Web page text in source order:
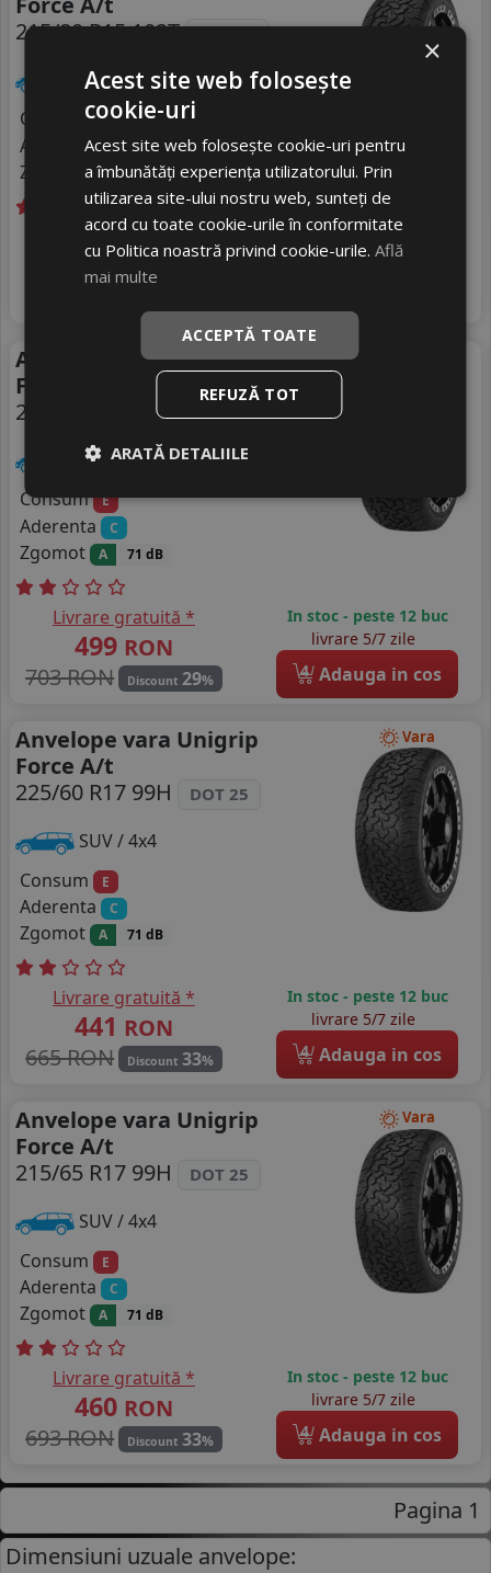
215/80 R15 102T DOT 25
SUV / 4x4
Consum E
Aderenta C
Zgomot A 71 dB
Livrare gratuită *
538RON
In stoc - peste 12 buc
livrare 5/7 zile
Anvelope vara Unigrip
Force A/t
225/70 R16 103T DOT 25
SUV / 4x4
Consum E
Aderenta C
Zgomot A 71 dB
Livrare gratuită *
499 RON
703 RON
Discount 29%
In stoc - peste 12 buc
livrare 5/7 zile
4 Adauga in cos
Vara
Anvelope vara Unigrip
Force A/t
225/60 R17 99H
DOT 25
SUV / 4x4
Consum
E
Aderenta C
Zgomot A 71 dB
Livrare gratuită *
441 RON
665 RON
Discount 33%
In stoc - peste 12 buc
livrare 5/7 zile
4 Adauga in cos
Vara
Anvelope vara Unigrip
Force A/t
215/65 R17 99H
DOT 25
SUV / 4x4
Consum
E
Aderenta C
Zgomot A 71 dB
Livrare gratuită *
460 RON
693 RON
Discount 33%
In stoc - peste 12 buc
livrare 5/7 zile
4 Adauga in cos
Pagina 1
Dimensiuni uzuale anvelope:
×
Acest site web folosește
cookie-uri
Acest site web folosește cookie-uri pentru
a îmbunătăți experiența utilizatorului. Prin
utilizarea site-ului nostru web, sunteți de
acord cu toate cookie-urile în conformitate
cu Politica noastră privind cookie-urile.Află
mai multe
ACCEPTĂ TOATE
REFUZĂ TOT
ARATĂ DETALIILE